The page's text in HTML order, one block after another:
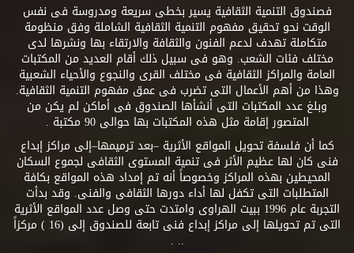
فصندوق التنمية الثقافية يسير بخطى سريعة ومدروسة فى نفس
الوقت نحو تحقيق مفهوم التنمية الثقافية الشاملة وفق منظومة
متكاملة تهدف لدعم الفنون والثقافة والارتقاء بها ونشرها لدى
مختلف فئات الشعب. وهو فى سبيل ذلك أقام العديد من المكتبات
العامة والمراكز الثقافية فى مختلف القرى والنجوع والأحياء الشعبية
وهذا من أهم الأعمال التى تضرب فى عمق مفهوم التنمية الثقافية.
وبلغ عدد المكتبات التى أنشأها الصندوق فى أماكن لم يكن من
المتصور إقامة مثل هذه المكتبات بها حوالى 90 مكتبة .
كما أن فلسفة تحويل المواقع الأثرية –بعد ترميمها–إلى مراكز إبداع
فنى كان لها عظيم الأثر فى تنمية المستوى الثقافى لجموع السكان
المحيطين بهذه المراكز وخصوصاً أنه تم إمداد هذه المواقع بكافة
المتطلبات التى تكفل لها أداء دورها الثقافى والفنى. وقد بدأت
التجربة عام 1996 ببيت الهراوى وامتدت حتى وصل عدد المواقع الأثرية
التى تم تحويلها إلى مراكز إبداع فنى تابعة للصندوق إلى (16 ) مركزاً
.. .